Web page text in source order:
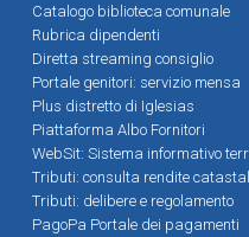
Catalogo biblioteca comunale
Rubrica dipendenti
Diretta streaming consiglio
Portale genitori: servizio mensa
Plus distretto di Iglesias
Piattaforma Albo Fornitori
WebSit: Sistema informativo
Tributi: consulta rendite
Tributi: delibere e regolamento
PagoPa Portale dei pagamenti